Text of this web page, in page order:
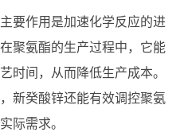
要作用是加速化学反应的进
聚氨酯的生产过程中，它能
时间，从而降低生产成本。
新癸酸锌还能有效调控聚氨
际需求。